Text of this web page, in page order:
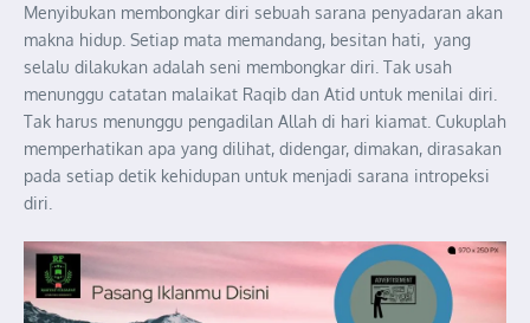
Menyibukan membongkar diri sebuah sarana penyadaran akan
makna hidup. Setiap mata memandang, besitan hati, yang
selalu dilakukan adalah seni membongkar diri. Tak usah
menunggu catatan malaikat Raqib dan Atid untuk menilai diri.
Tak harus menunggu pengadilan Allah di hari kiamat. Cukuplah
memperhatikan apa yang dilihat, didengar, dimakan, dirasakan
pada setiap detik kehidupan untuk menjadi sarana intropeksi
diri.